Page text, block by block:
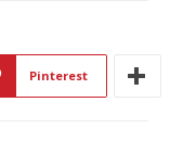
Pinterest